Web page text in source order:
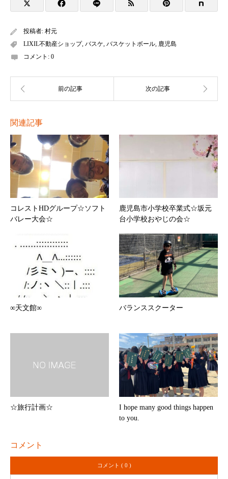
投稿者: 村元
LIXIL不動産ショップ, バスケ バスケットボール 鹿児島
コメント: 0
関連記事
コレストHDグループ☆ソフト
バレー大会☆
鹿児島市小学校卒業式☆坂元
台小学校おやじの会☆
∞天文館∞ バランススクーター
☆旅行計画☆
I hope many good things happen
to you.
コメント
コメント ( 0 )